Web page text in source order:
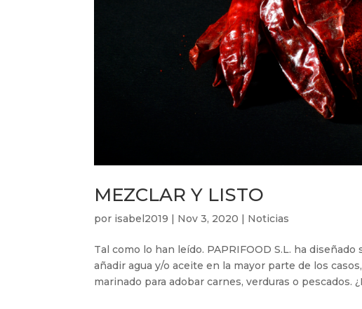
MEZCLAR Y LISTO
por isabel2019 | Nov 3, 2020 | Noticias
Tal como lo han leído. PAPRIFOOD S.L. ha
añadir agua y/o aceite en la mayor parte de los
marinado para adobar carnes, verduras o pescados.